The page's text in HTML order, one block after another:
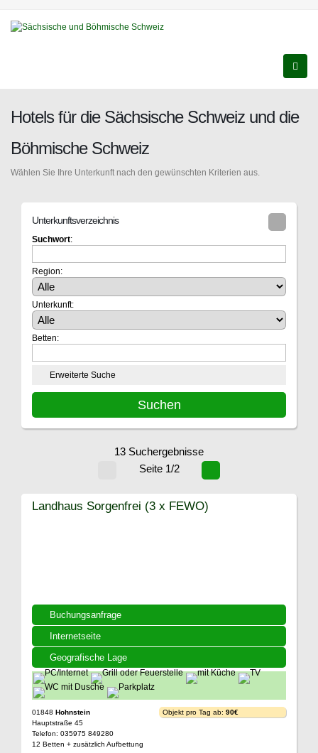
Hotels für die Sächsische Schweiz und die
Böhmische Schweiz
Wählen Sie Ihre Unterkunft nach den gewünschten Kriterien aus.
Unterkunftsverzeichnis
Suchwort:
Region:
Unterkunft:
Betten:
Erweiterte Suche
13 Suchergebnisse
Seite 1/2
Buchungsanfrage
Internetseite
Geografische Lage
Landhaus Sorgenfrei (3 x FEWO)
01848 Hohnstein
Hauptstraße 45
Telefon: 035975 849280
12 Betten + zusätzlich Aufbettung
Objekt pro Tag ab: 90€